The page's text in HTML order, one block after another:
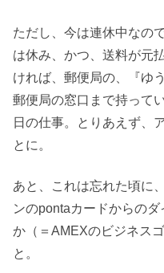
ただし、今は連休中なの
は休み、かつ、送料が元
ければ、郵便局の、『ゆ
郵便局の窓口まで持って
日の仕事。とりあえず、
とに。
あと、これは忘れた頃に
ンのpontaカードからの
か（＝AMEXのビジネス
と。